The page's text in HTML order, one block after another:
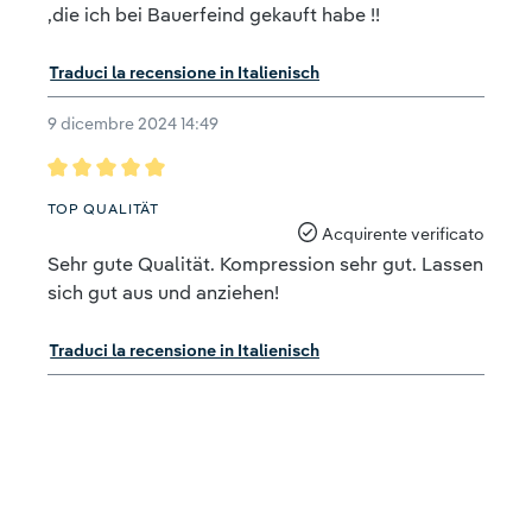
,die ich bei Bauerfeind gekauft habe !!
Traduci la recensione in Italienisch
9 dicembre 2024 14:49
Recensione con valutazione di 5 su 5 stelle
TOP QUALITÄT
Acquirente verificato
Sehr gute Qualität. Kompression sehr gut. Lassen
sich gut aus und anziehen!
Traduci la recensione in Italienisch